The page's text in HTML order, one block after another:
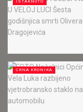
ISTAKNUTO
CRNA KRONIKA